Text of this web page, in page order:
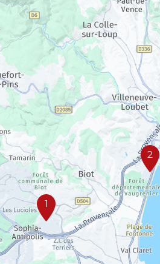
2
1